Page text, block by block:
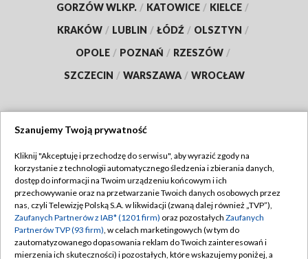
GORZÓW WLKP. / KATOWICE / KIELCE /
KRAKÓW / LUBLIN / ŁÓDŹ / OLSZTYN /
OPOLE / POZNAŃ / RZESZÓW /
SZCZECIN / WARSZAWA / WROCŁAW
TVP
Abonament TVP
Emisja w TVP
Centrum informacji TVP
Regulamin TVP
Polityka prywatności
Moje zgody
Szanujemy Twoją prywatność
Kliknij "Akceptuję i przechodzę do serwisu", aby wyrazić zgody na
korzystanie z technologii automatycznego śledzenia i zbierania danych,
dostęp do informacji na Twoim urządzeniu końcowym i ich
przechowywanie oraz na przetwarzanie Twoich danych osobowych przez
nas, czyli Telewizję Polską S.A. w likwidacji (zwaną dalej również „TVP”),
Zaufanych Partnerów z IAB* (1201 firm) oraz pozostałych Zaufanych
Partnerów TVP (93 firm), w celach marketingowych (w tym do
zautomatyzowanego dopasowania reklam do Twoich zainteresowań i
mierzenia ich skuteczności) i pozostałych, które wskazujemy poniżej, a